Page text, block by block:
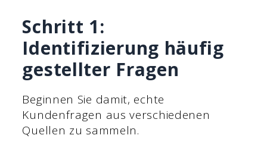
Schritt 1:
Identifizierung häufig
gestellter Fragen
Beginnen Sie damit, echte
Kundenfragen aus verschiedenen
Quellen zu sammeln.